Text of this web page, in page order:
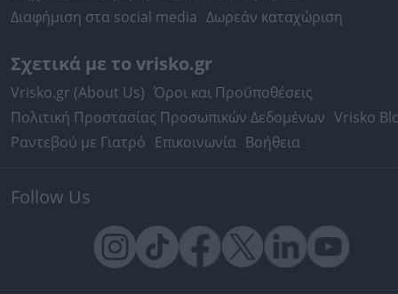
Διαφήμιση στα social media Δωρεάν καταχώριση
Σχετικά με το vrisko.gr
Vrisko.gr (About Us) Όροι και Προϋποθέσεις
Πολιτική Προστασίας Προσωπικών Δεδομένων Vrisko
Ραντεβού με Γιατρό Επικοινωνία Βοήθεια
Follow Us